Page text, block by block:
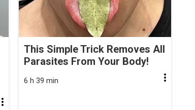
This Simple Trick Removes All
Parasites From Your Body!
6 h 39 min